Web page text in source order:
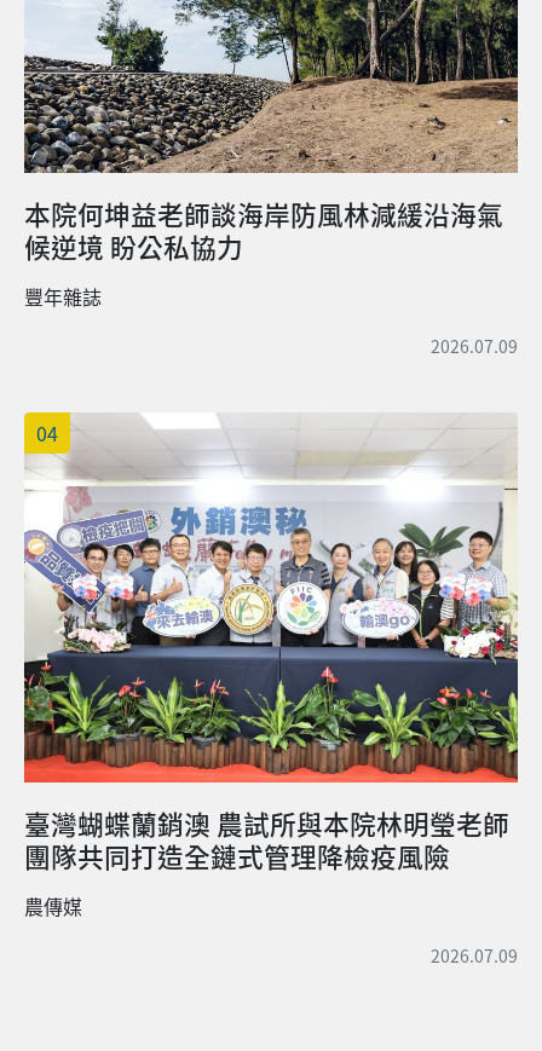
本院何坤益老師談海岸防風林減緩沿海氣
候逆境 盼公私協力
豐年雜誌
2026.07.09
04
臺灣蝴蝶蘭銷澳 農試所與本院林明瑩老師
團隊共同打造全鏈式管理降檢疫風險
農傳媒
2026.07.09